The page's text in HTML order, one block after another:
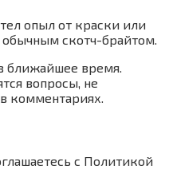
опыл от краски или
скотч-брайтом.
ближайшее время.
вопросы, не
комментариях.
с Политикой